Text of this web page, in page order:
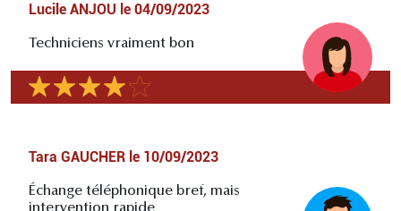
Lucile ANJOU le 04/09/2023
Techniciens vraiment bon
Tara GAUCHER le 10/09/2023
Échange téléphonique bref, mais